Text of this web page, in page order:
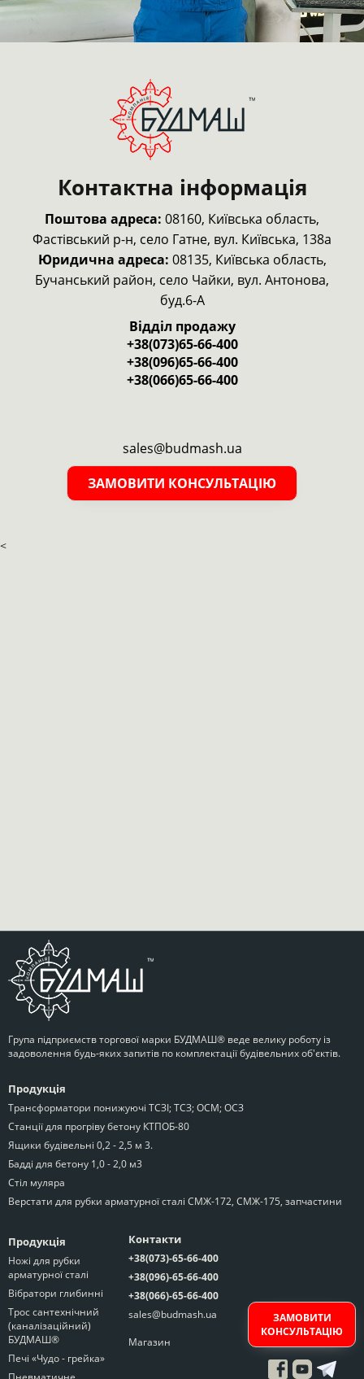
Контактна інформація
Поштова адреса: 08160, Київська область,
Фастівський р-н, село Гатне, вул. Київська, 138а
Юридична адреса: 08135, Київська область,
Бучанський район, село Чайки, вул. Антонова,
буд.6-А
Відділ продажу
+38(073)65-66-400
+38(096)65-66-400
+38(066)65-66-400
sales@budmash.ua
ЗАМОВИТИ КОНСУЛЬТАЦІЮ
<
Група підприємств торгової марки БУДМАШ® веде велику роботу із
задоволення будь-яких запитів по комплектації будівельних об'єктів.
Продукція
Трансформатори понижуючі ТСЗІ; ТСЗ; ОСМ; ОСЗ
Станції для прогріву бетону КТПОБ-80
Ящики будівельні 0,2 - 2,5 м 3.
Бадді для бетону 1,0 - 2,0 м3
Стіл муляра
Верстати для рубки арматурної сталі СМЖ-172, СМЖ-175, запчастини
Продукція
Ножі для рубки
арматурної сталі
Вібратори глибинні
Трос сантехнічний
(каналізаційний)
БУДМАШ®
Печі «Чудо - грейка»
Контакти
+38(073)-65-66-400
+38(096)-65-66-400
+38(066)-65-66-400
sales@budmash.ua
Магазин
ЗАМОВИТИ
КОНСУЛЬТАЦІЮ